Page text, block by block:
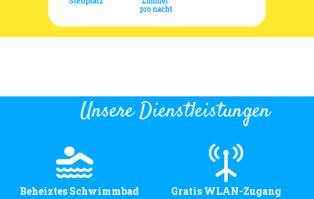
Unsere Dienstleistungen
Beheiztes Schwimmbad Gratis WLAN-Zugang